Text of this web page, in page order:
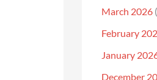
March 2026
February
January
December